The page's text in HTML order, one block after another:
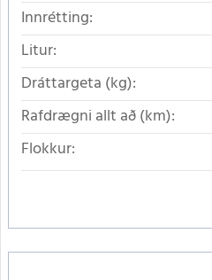
Innrétting:
Litur:
Dráttargeta (kg):
Rafdrægni allt að (km):
Flokkur: